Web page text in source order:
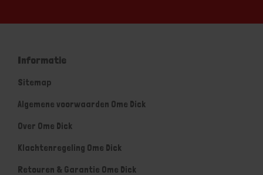
Informatie
Sitemap
Algemene voorwaarden Ome Dick
Over Ome Dick
Klachtenregeling Ome Dick
Retouren & Garantie Ome Dick